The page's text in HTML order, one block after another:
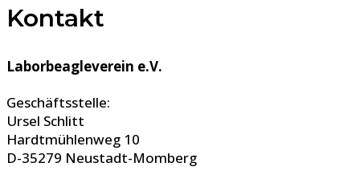
Kontakt
Laborbeagleverein e.V.
Geschäftsstelle:
Ursel Schlitt
Hardtmühlenweg 10
D-35279 Neustadt-Momberg